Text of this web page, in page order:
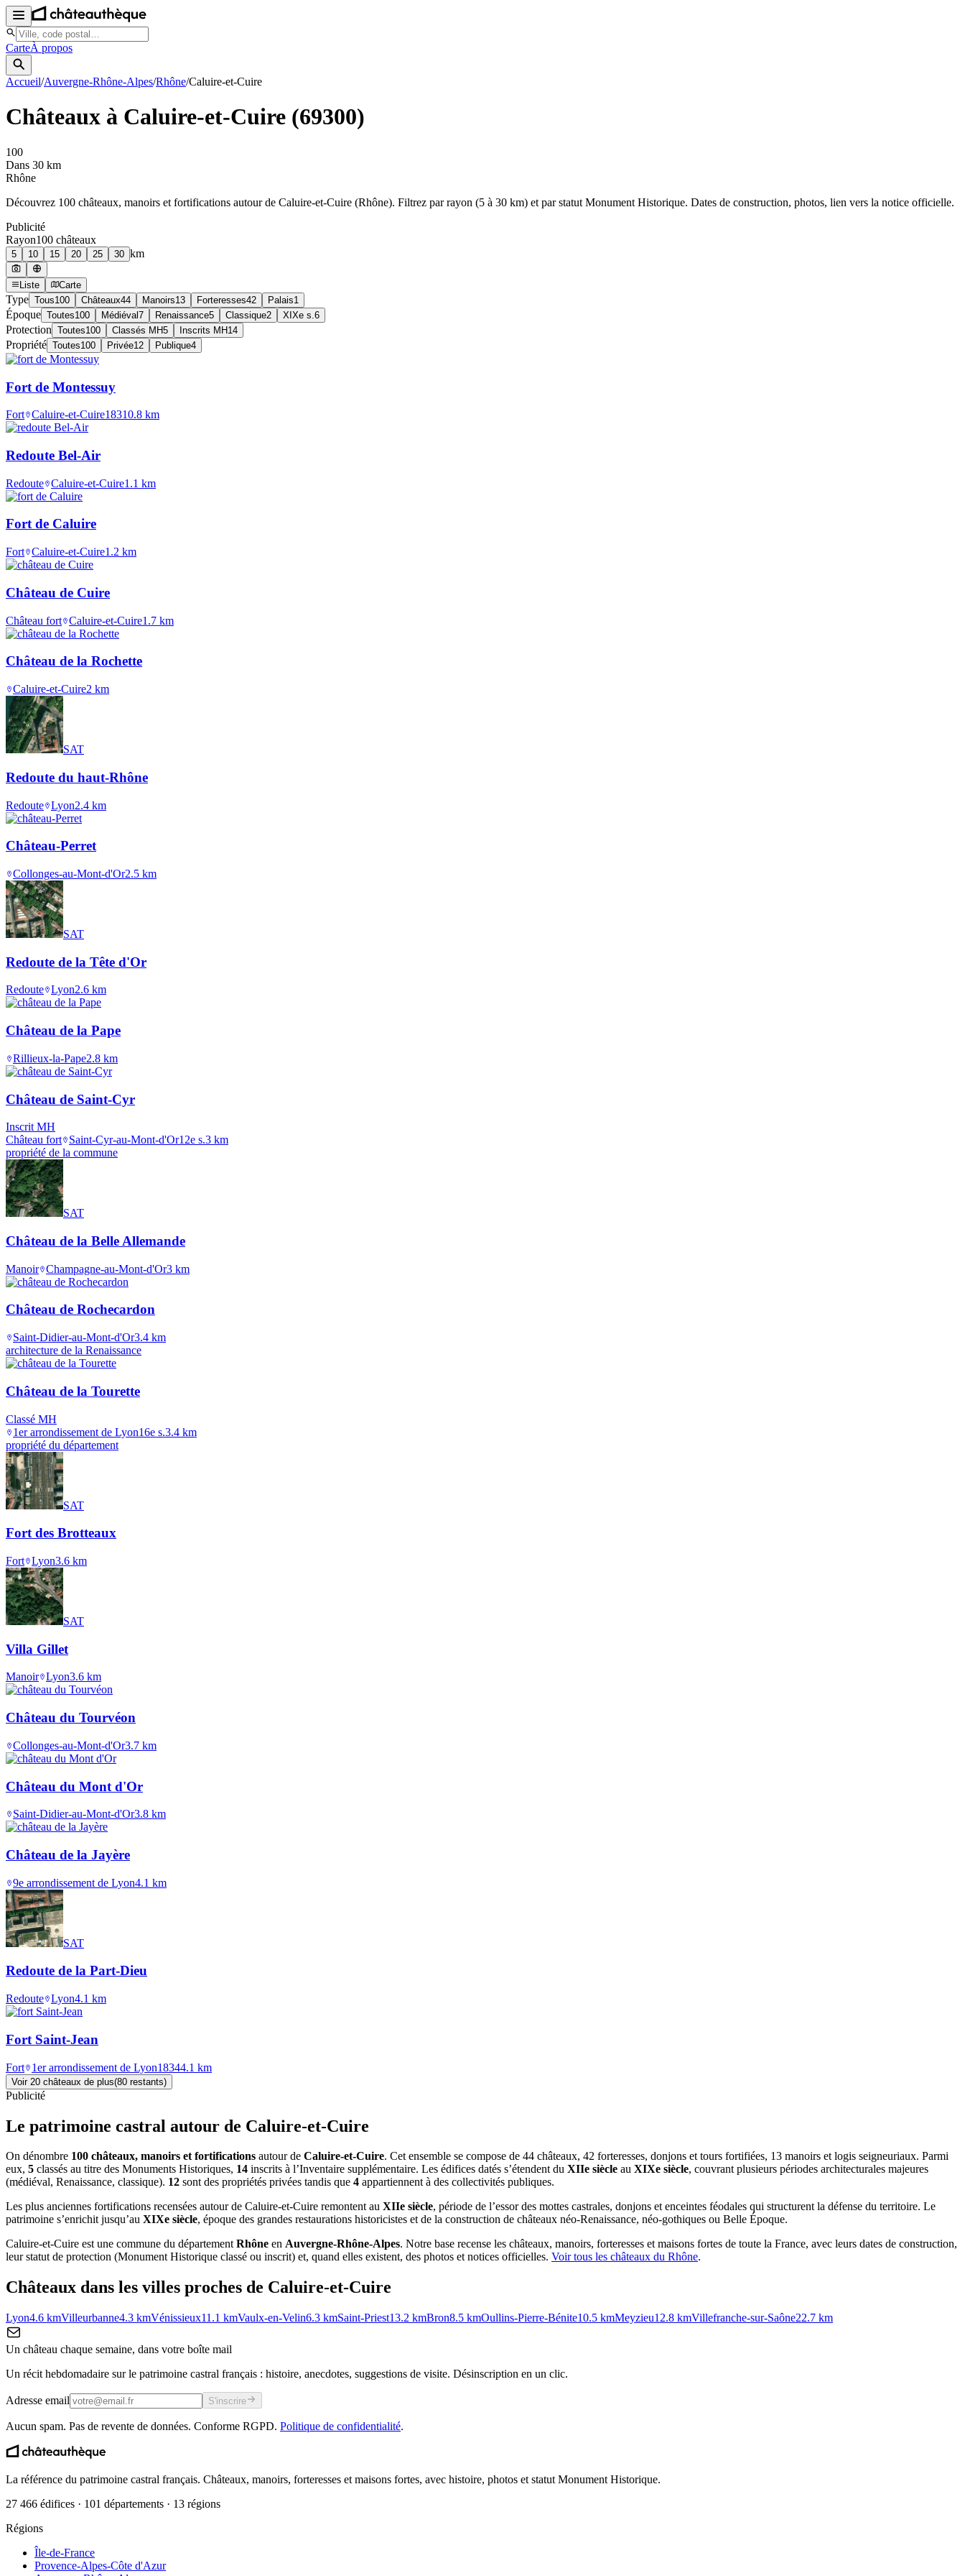
CarteÀ propos
Accueil/Auvergne-Rhône-Alpes/Rhône/Caluire-et-Cuire
Châteaux à Caluire-et-Cuire (69300)
100
Dans 30 km
Rhône
Découvrez 100 châteaux, manoirs et fortifications autour de Caluire-et-Cuire (Rhône). Filtrez par rayon (5 à 30 km) et par statut Monument Historique. Dates de construction, photos, lien vers la notice officielle.
Publicité
Rayon100 châteaux
5 10 15 20 25 30 km
Liste Carte
Type Tous100 Châteaux44 Manoirs13 Forteresses42 Palais1
Époque Toutes100 Médiéval 7 Renaissance5 Classique2 XIXe s. 6
Protection Toutes100 Classés MH5 Inscrits MH14
Propriété Toutes100 Privée12 Publique4
Fort de Montessuy
Fort Caluire-et-Cuire18310.8 km
Redoute Bel-Air
Redoute Caluire-et-Cuire1.1 km
Fort de Caluire
Fort Caluire-et-Cuire1.2 km
Château de Cuire
Château fort Caluire-et-Cuire1.7 km
Château de la Rochette
Caluire-et-Cuire2 km
SAT
Redoute du haut-Rhône
Redoute Lyon2.4 km
Château-Perret
Collonges-au-Mont-d'Or2.5 km
SAT
Redoute de la Tête d'Or
Redoute Lyon2.6 km
Château de la Pape
Rillieux-la-Pape2.8 km
Château de Saint-Cyr
Inscrit MH
Château fort
Saint-Cyr-au-Mont-d'Or12e s.3 km
propriété de la commune
SAT
Château de la Belle Allemande
Manoir Champagne-au-Mont-d'Or3 km
Château de Rochecardon
Saint-Didier-au-Mont-d'Or3.4 km
architecture de la Renaissance
Château de la Tourette
Classé MH
1er arrondissement de Lyon16e s.3.4 km
propriété du département
SAT
Fort des Brotteaux
Fort Lyon3.6 km
SAT
Villa Gillet
Manoir Lyon3.6 km
Château du Tourvéon
Collonges-au-Mont-d'Or3.7 km
Château du Mont d'Or
Saint-Didier-au-Mont-d'Or3.8 km
Château de la Jayère
9e arrondissement de Lyon4.1 km
SAT
Redoute de la Part-Dieu
Redoute Lyon4.1 km
Fort Saint-Jean
Fort 1er arrondissement de Lyon18344.1 km
Voir 20 châteaux de plus(80 restants)
Publicité
Le patrimoine castral autour de Caluire-et-Cuire
On dénombre 100 châteaux, manoirs et fortifications autour de Caluire-et-Cuire. Cet ensemble se compose de 44 châteaux, 42 forteresses, donjons et tours fortifiées, 13 manoirs et logis seigneuriaux. Parmi
eux, 5 classés au titre des Monuments Historiques, 14 inscrits à l’Inventaire supplémentaire. Les édifices datés s’étendent du XIIe siècle au XIXe siècle, couvrant plusieurs périodes architecturales majeures
(médiéval, Renaissance, classique). 12 sont des propriétés privées tandis que 4 appartiennent à des collectivités publiques.
Les plus anciennes fortifications recensées autour de Caluire-et-Cuire remontent au XIIe siècle, période de l’essor des mottes castrales, donjons et enceintes féodales qui structurent la défense du territoire. Le
patrimoine s’enrichit jusqu’au XIXe siècle, époque des grandes restaurations historicistes et de la construction de châteaux néo-Renaissance, néo-gothiques ou Belle Époque.
Caluire-et-Cuire est une commune du départementRhône en Auvergne-Rhône-Alpes. Notre base recense les châteaux, manoirs, forteresses et maisons fortes de toute la France, avec leurs dates de construction,
leur statut de protection (Monument Historique classé ou inscrit) et, quand elles existent, des photos et notices officielles. Voir tous les châteaux du Rhône.
Châteaux dans les villes proches de Caluire-et-Cuire
Lyon4.6 kmVilleurbanne4.3 kmVénissieux11.1 kmVaulx-en-Velin6.3 kmSaint-Priest13.2 kmBron8.5 kmOullins-Pierre-Bénite10.5 kmMeyzieu12.8 kmVillefranche-sur-Saône22.7 km
Un château chaque semaine, dans votre boîte mail
Un récit hebdomadaire sur le patrimoine castral français : histoire, anecdotes, suggestions de visite. Désinscription en un clic.
Adresse email S'inscrire
Aucun spam. Pas de revente de données. Conforme RGPD. Politique de confidentialité.
La référence du patrimoine castral français. Châteaux, manoirs, forteresses et maisons fortes, avec histoire, photos et statut Monument Historique.
27 466 édifices · 101 départements · 13 régions
Régions
Île-de-France
Provence-Alpes-Côte d'Azur